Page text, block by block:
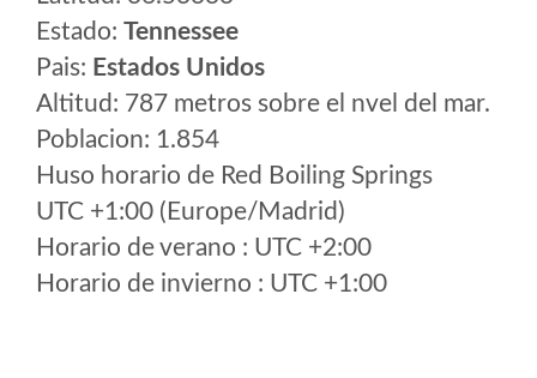
Estado: Tennessee
Pais: Estados Unidos
Altitud: 787 metros sobre el nvel del mar.
Poblacion: 1.854
Huso horario de Red Boiling Springs
UTC +1:00 (Europe/Madrid)
Horario de verano : UTC +2:00
Horario de invierno : UTC +1:00